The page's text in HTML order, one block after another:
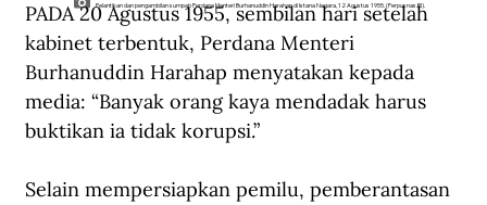
Pelantikan dan pengambilan sumpah Perdana Menteri Burhanuddin Harahap di Istana Negara, 12 Agustus 1955. (Perpusnas RI).
PADA 20 Agustus 1955, sembilan hari setelah
kabinet terbentuk, Perdana Menteri
Burhanuddin Harahap menyatakan kepada
media: “Banyak orang kaya mendadak harus
buktikan ia tidak korupsi.”
Selain mempersiapkan pemilu, pemberantasan